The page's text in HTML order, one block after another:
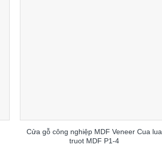
Cửa gỗ công nghiệp MDF Veneer Cua lua
truot MDF P1-4